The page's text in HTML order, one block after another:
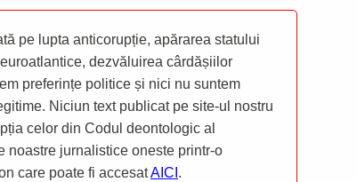
pe lupta anticorupție, apărarea statului
dezvăluirea cârdășiilor
preferințe politice și nici nu suntem
Niciun text publicat pe site-ul nostru
celor din Codul deontologic al
noastre jurnalistice oneste printr-o
care poate fi accesatAICI .